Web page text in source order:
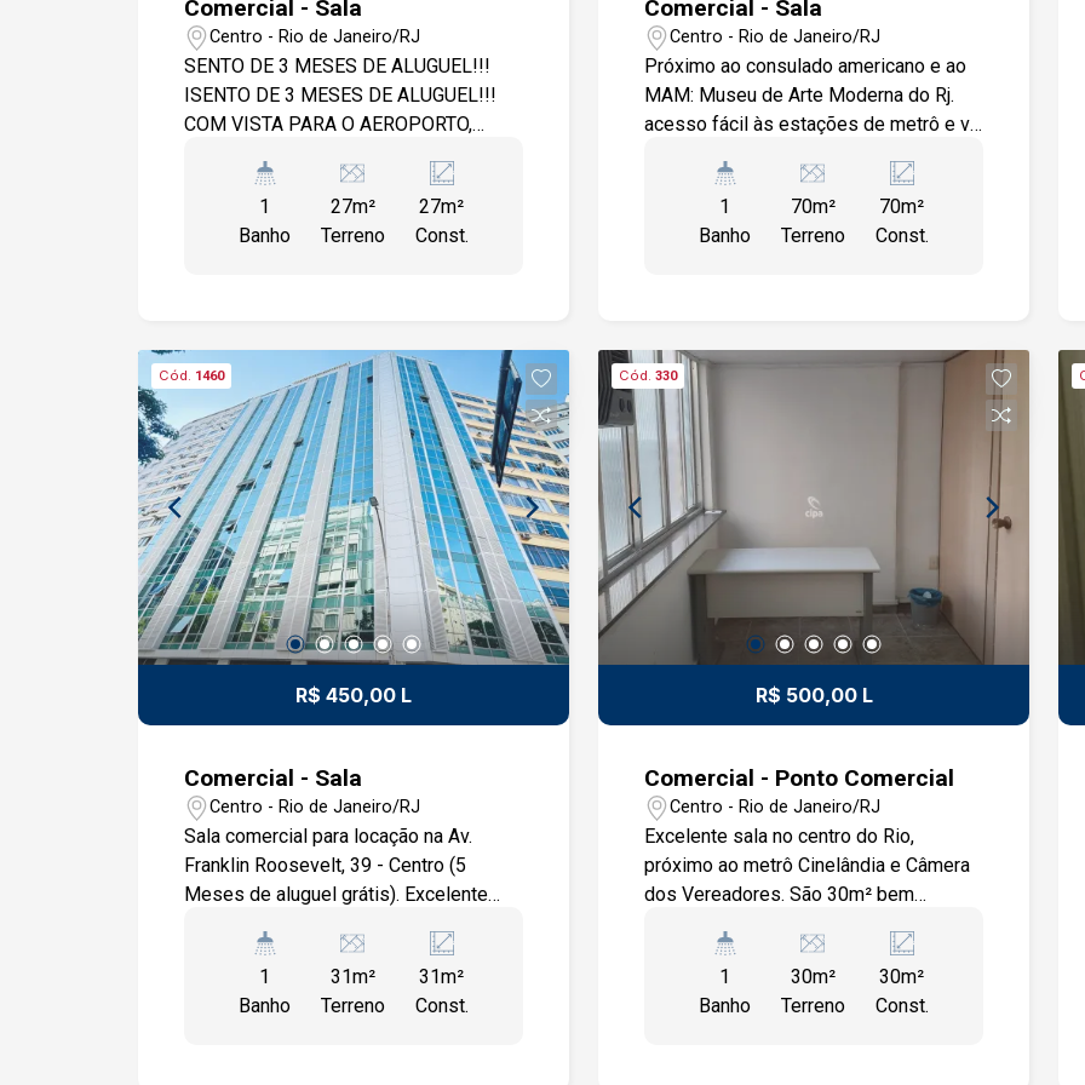
Comercial - Sala
Centro - Rio de Janeiro/RJ
SENTO DE 3 MESES DE ALUGUEL!!!
ISENTO DE 3 MESES DE ALUGUEL!!!
COM VISTA PARA O AEROPORTO,
MELHOR PRÉDIO DA REGIÃO. - AMPLO
COMÉRCIO COMPOSTO DE:
RESTAURANTES - BARES - LOJAS -
REFORMADA COM BANHEIRO - UMA
VAGA DE GARAGEM. AR
CONDICIONADO CENTRAL JÁ NO
VALOR DO CONDOMÍNIO - PRÉDIO
COM PORTARIA 24 E TOTAL
SEGURANÇA. - GARANTIA DE FIADOR,
SEGURO FIANÇA OU TÍTULO DE
CAPITALIZAÇÃO. ACESSE O NOSSO
SITE CÓD. . OS VALORES DAS TAXAS
(CONDOMÍNIO E ENCARGOS) SÃO
APROXIMADOS E PODEM SOFRER
1
Banho
27m²
Terreno
27m²
Const.
Comercial - Sala
Centro - Rio de Janeiro/RJ
Próximo ao consulado americano e ao
MAM: Museu de Arte Moderna do Rj.
acesso fácil às estações de metrô e vlt
bairros próximos: glória e lapa. ampla
oferta de comércio: restaurantes, bares,
lojas, bancos, farmácias e hotéis. sala
seguro fiança, título de capitalização, e
CredPago. (A consultar) IMPORTANTE:
Valores aproximados para taxas
(condomínio e encargos), sujeitos a
alterações
1
Banho
70m²
Terreno
70m²
Const.
Cód. 1460
R$ 450,00 L
Comercial - Sala
Centro - Rio de Janeiro/RJ
Sala comercial para locação na Av.
Franklin Roosevelt, 39 - Centro (5
Meses de aluguel grátis). Excelente
negócio em uma das regiões mais
estratégicas do Centro do Rio de
Janeiro. Localizada na Av. Franklin
1
Banho
31m²
Terreno
31m²
Const.
Cód. 330
R$ 500,00 L
Comercial - Ponto Comercial
Centro - Rio de Janeiro/RJ
Excelente sala no centro do Rio,
próximo ao metrô Cinelândia e Câmera
dos Vereadores. São 30m² bem
servir de arquivo. Ligue e agende sua
1
Banho
30m²
Terreno
30m²
Const.